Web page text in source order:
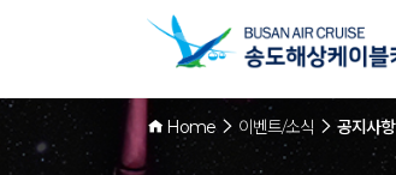
Home 이벤트/소식 공지사항